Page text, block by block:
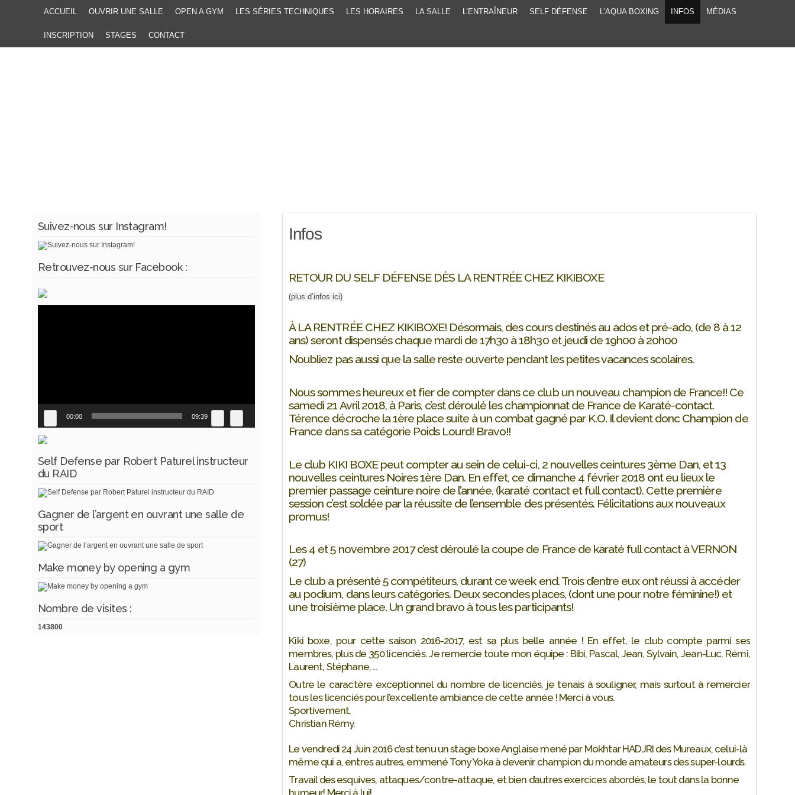
ACCUEIL OUVRIR UNE SALLE OPEN A GYM LES SÉRIES TECHNIQUES LES HORAIRES LA SALLE L’ENTRAÎNEUR SELF DÉFENSE L’AQUA BOXING INFOS MÉDIAS
INSCRIPTION STAGES CONTACT
Infos
RETOUR DU SELF DÉFENSE DÈS LA RENTRÉE CHEZ KIKIBOXE
(plus d’infos ici)
À LA RENTRÉE CHEZ KIKIBOXE! Désormais, des cours destinés au ados et pré-ado, (de 8 à 12
ans) seront dispensés chaque mardi de 17h30 à 18h30 et jeudi de 19h00 à 20h00
N’oubliez pas aussi que la salle reste ouverte pendant les petites vacances scolaires.
Nous sommes heureux et fier de compter dans ce club un nouveau champion de France!! Ce
samedi 21 Avril 2018, à Paris, c’est déroulé les championnat de France de Karaté-contact.
Térence décroche la 1ère place suite à un combat gagné par K.O. Il devient donc Champion de
France dans sa catégorie Poids Lourd! Bravo!!
Le club KIKI BOXE peut compter au sein de celui-ci, 2 nouvelles ceintures 3ème Dan, et 13
nouvelles ceintures Noires 1ère Dan. En effet, ce dimanche 4 février 2018 ont eu lieux le
premier passage ceinture noire de l’année, (karaté contact et full contact). Cette première
session c’est soldée par la réussite de l’ensemble des présentés. Félicitations aux nouveaux
promus!
Les 4 et 5 novembre 2017 c’est déroulé la coupe de France de karaté full contact à VERNON
(27)
Le club a présenté 5 compétiteurs, durant ce week end. Trois d’entre eux ont réussi à accéder
au podium, dans leurs catégories. Deux secondes places, (dont une pour notre féminine!) et
une troisième place. Un grand bravo à tous les participants!
Kiki boxe, pour cette saison 2016-2017, est sa plus belle année ! En effet, le club compte parmi ses
membres, plus de 350 licenciés. Je remercie toute mon équipe : Bibi, Pascal, Jean, Sylvain, Jean-Luc, Rémi,
Laurent, Stéphane, …
Outre le caractère exceptionnel du nombre de licenciés, je tenais à souligner, mais surtout à remercier
tous les licenciés pour l’excellente ambiance de cette année ! Merci à vous.
Sportivement,
Christian Rémy.
Le vendredi 24 Juin 2016 c’est tenu un stage boxe Anglaise mené par Mokhtar HADJRI des Mureaux, celui-là
même qui a, entres autres, emmené Tony Yoka à devenir champion du monde amateurs des super-lourds.
Travail des esquives, attaques/contre-attaque, et bien d’autres exercices abordés, le tout dans la bonne
Suivez-nous sur Instagram!
Retrouvez-nous sur Facebook :
00:00 09:39
Self Defense par Robert Paturel instructeur
du RAID
Gagner de l’argent en ouvrant une salle de
sport
Make money by opening a gym
Nombre de visites :
143800